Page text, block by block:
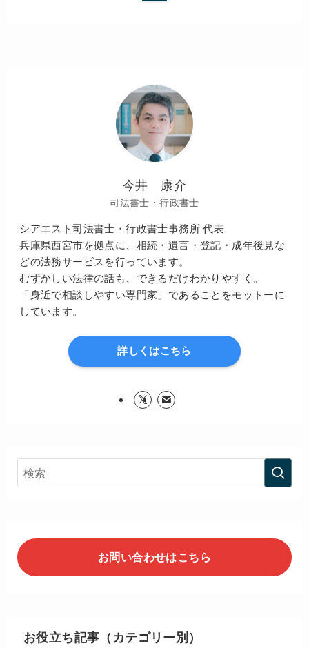
今井 康介
司法書士・行政書士
シアエスト司法書士・行政書士事務所 代表
兵庫県西宮市を拠点に、相続・遺言・登記・成年後見な
どの法務サービスを行っています。
むずかしい法律の話も、できるだけわかりやすく。
「身近で相談しやすい専門家」であることをモットーに
しています。
詳しくはこちら
お問い合わせはこちら
お役立ち記事（カテゴリー別）